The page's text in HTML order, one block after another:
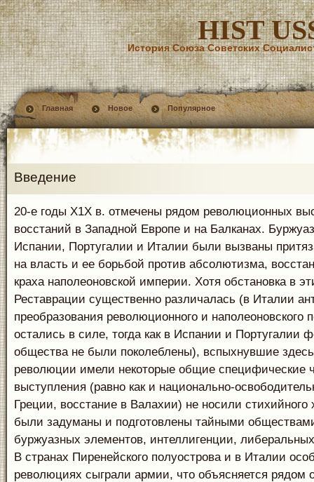
HIST
История Союза Советских
Главная Новое Популярное
Введение
20-е годы Х1Х в. отмечены рядом революционных
восстаний в Западной Европе и на Балканах.
Испании, Португалии и Италии были вызваны
на власть и ее борьбой против абсолютизма,
краха наполеоновской империи. Хотя обстановка в
Реставрации существенно различалась (в Италии
преобразования революционного и наполеоновского
остались в силе, тогда как в Испании и Португалии
общества не были поколеблены), вспыхнувшие
революции имели некоторые общие специфические
выступления (равно как и национально-
Греции, восстание в Валахии) не носили стихийного
были задуманы и подготовлены тайными
буржуазных элементов, интеллигенции,
В странах Пиренейского полуострова и в Италии
революциях сыграли армии, что объясняется рядом